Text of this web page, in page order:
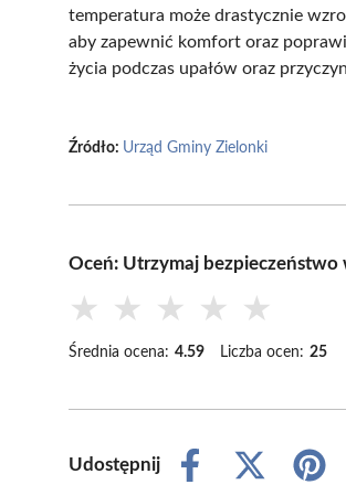
temperatura może drastycznie
aby zapewnić komfort oraz
życia podczas upałów oraz
Źródło: Urząd Gminy Zielonki
Oceń: Utrzymaj bezpieczeństwo
★ ★ ★ ★ ★
Średnia ocena: 4.59 Liczba ocen: 25
Udostępnij
Share
Share
Share